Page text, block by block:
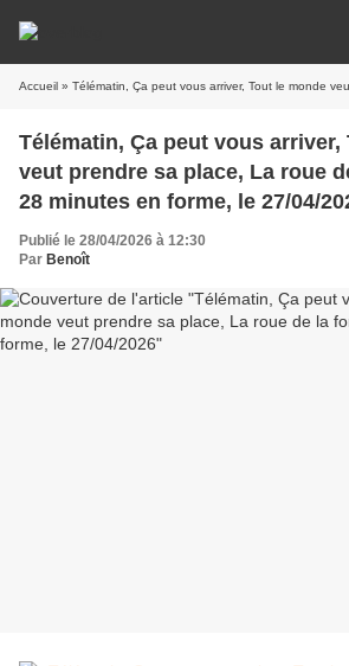
Accueil » Télématin, Ça peut vous arriver, Tout le monde veut prendre sa place, La roue de
Télématin, Ça peut vous arriver,
veut prendre sa place, La roue
28 minutes en forme, le 27/04/
Publié le 28/04/2026 à 12:30
Par Benoît